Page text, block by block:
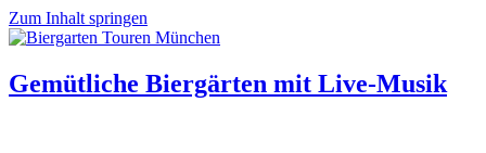
Zum Inhalt springen
Gemütliche Biergärten mit Live-Musik